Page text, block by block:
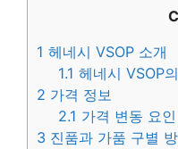
1 헤네시 VSOP 소개
1.1 헤네시 VSOP
2 가격 정보
2.1 가격 변동 요인
3 진품과 가품 구별